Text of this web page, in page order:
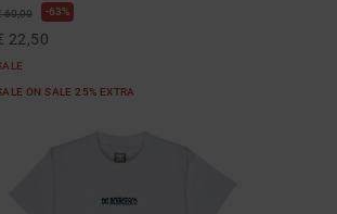
60,00 63%
22,50
ON SALE 25% EXTRA